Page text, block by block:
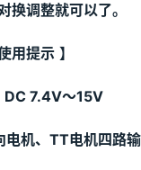
换调整就可以了。
用提示 】
DC 7.4V～15V
电机、TT电机四路